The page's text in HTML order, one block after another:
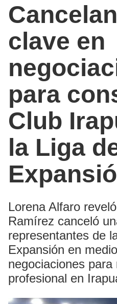
clave en
para
Club
la Liga
Lorena Alfaro
Ramírez canceló
representantes de
Expansión en
negociaciones
profesional en